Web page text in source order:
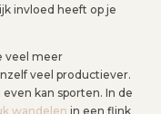
invloed heeft op je
veel meer
veel productiever.
kan sporten. In de
wandelen in een flink